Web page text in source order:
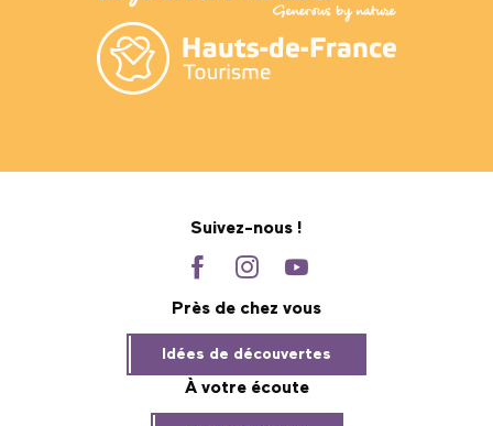
Suivez-nous !
Près de chez vous
Idées de découvertes
À votre écoute